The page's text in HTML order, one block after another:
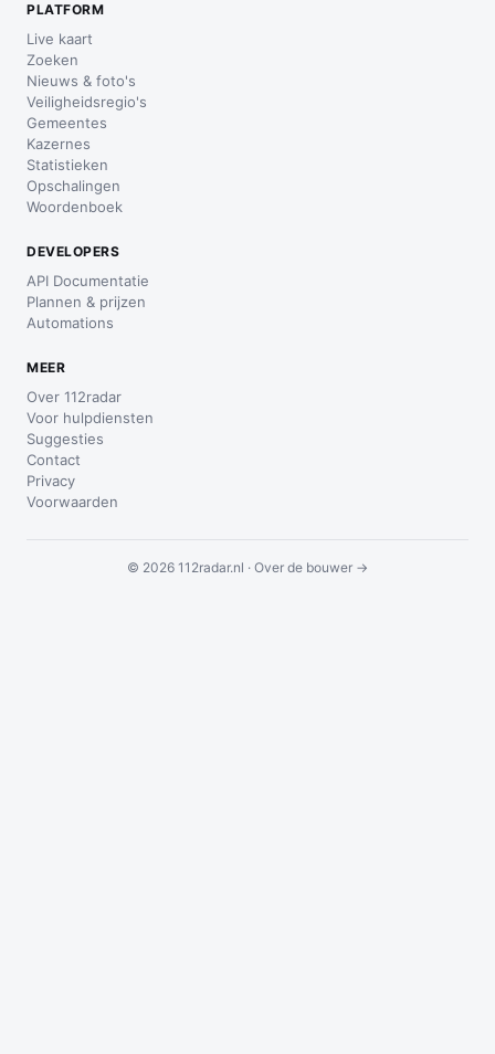
PLATFORM
Live kaart
Zoeken
Nieuws & foto's
Veiligheidsregio's
Gemeentes
Kazernes
Statistieken
Opschalingen
Woordenboek
DEVELOPERS
API Documentatie
Plannen & prijzen
Automations
MEER
Over 112radar
Voor hulpdiensten
Suggesties
Contact
Privacy
Voorwaarden
© 2026 112radar.nl · Over de bouwer →